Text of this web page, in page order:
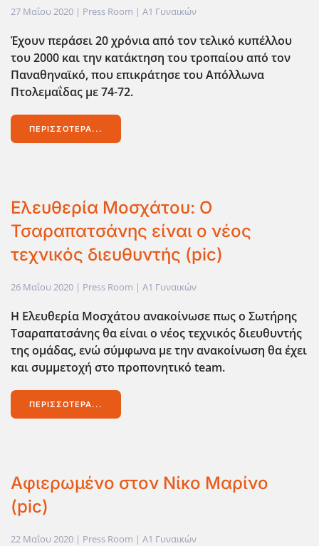
27 Μαΐου 2020 | Press Room | Α1 Γυναικών
Έχουν περάσει 20 χρόνια από τον τελικό κυπέλλου
του 2000 και την κατάκτηση του τροπαίου από τον
Παναθηναϊκό, που επικράτησε του Απόλλωνα
Πτολεμαΐδας με 74-72.
ΠΕΡΙΣΣΌΤΕΡΑ...
Ελευθερία Μοσχάτου: Ο
Τσαραπατσάνης είναι ο νέος
τεχνικός διευθυντής (pic)
26 Μαΐου 2020 | Press Room | Α1 Γυναικών
Η Ελευθερία Μοσχάτου ανακοίνωσε πως ο Σωτήρης
Τσαραπατσάνης θα είναι ο νέος τεχνικός διευθυντής
της ομάδας, ενώ σύμφωνα με την ανακοίνωση θα έχει
και συμμετοχή στο προπονητικό team.
ΠΕΡΙΣΣΌΤΕΡΑ...
Αφιερωμένο στον Νίκο Μαρίνο
(pic)
22 Μαΐου 2020 | Press Room | Α1 Γυναικών